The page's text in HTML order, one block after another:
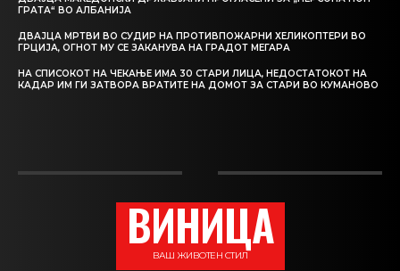
ГРАТА“ ВО АЛБАНИЈА
ДВАЈЦА МРТВИ ВО СУДИР НА ПРОТИВПОЖАРНИ ХЕЛИКОПТЕРИ ВО
ГРЦИЈА, ОГНОТ МУ СЕ ЗАКАНУВА НА ГРАДОТ МЕГАРА
НА СПИСОКОТ НА ЧЕКАЊЕ ИМА 30 СТАРИ ЛИЦА, НЕДОСТАТОКОТ НА
КАДАР ИМ ГИ ЗАТВОРА ВРАТИТЕ НА ДОМОТ ЗА СТАРИ ВО КУМАНОВО
ВИНИЦА
ВАШ ЖИВОТЕН СТИЛ